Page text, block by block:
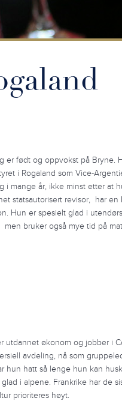
er født og oppvokst på Bryne.
i Rogaland som Vice-
i mange år, ikke minst etter at
statsautorisert revisor, har
Hun er spesielt glad i
men bruker også mye tid på
utdannet økonom og jobber i
avdeling, nå som
hun hatt så lenge hun kan
i alpene. Frankrike har de
prioriteres høyt.